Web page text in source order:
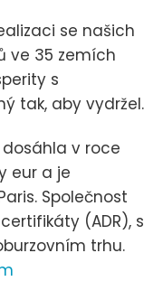
se našich
ve 35 zemích
s
tak, aby vydržel.
dosáhla v roce
eur a je
Společnost
(ADR), s
trhu.